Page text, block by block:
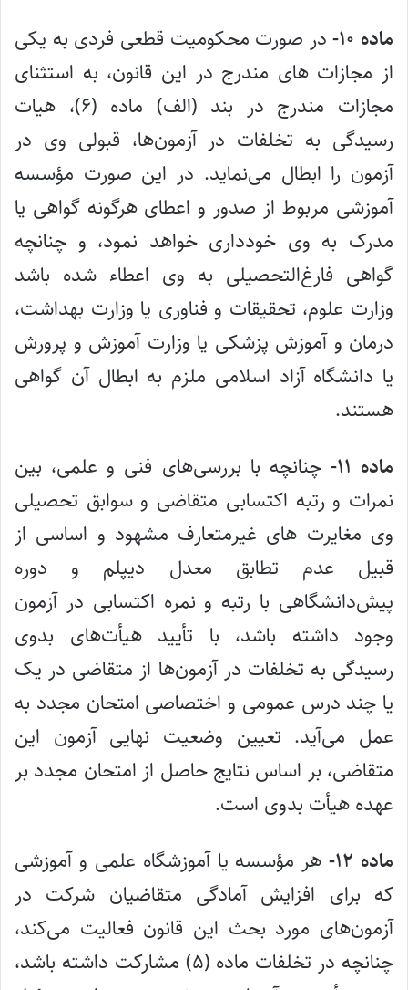
ماده ۱۰-
در صورت محکومیت قطعی فردی به یکی
از مجازات های مندرج در این قانون، به استثنای
مجازات مندرج در بند (الف) ماده (۶)، هیات
رسیدگی به تخلفات در آزمون‌ها، قبولی وی در
آزمون را ابطال می‌نماید. در این صورت مؤسسه
آموزشی مربوط از صدور و اعطای هرگونه گواهی یا
مدرک به وی خودداری خواهد نمود، و چنانچه
گواهی فارغ‌التحصیلی به وی اعطاء شده باشد
وزارت علوم، تحقیقات و فناوری یا وزارت بهداشت،
درمان و آموزش پزشکی یا وزارت آموزش و پرورش
یا دانشگاه آزاد اسلامی ملزم به ابطال آن گواهی
هستند.
ماده ۱۱-
چنانچه با بررسی‌های فنی و علمی، بین
نمرات و رتبه اکتسابی متقاضی و سوابق تحصیلی
وی مغایرت های غیرمتعارف مشهود و اساسی از
قبیل عدم تطابق معدل دیپلم و دوره
پیش‌دانشگاهی با رتبه و نمره اکتسابی در آزمون
وجود داشته باشد، با تأیید هیأت‌های بدوی
رسیدگی به تخلفات در آزمون‌ها از متقاضی در یک
یا چند درس عمومی و اختصاصی امتحان مجدد به
عمل می‌آید. تعیین وضعیت نهایی آزمون این
متقاضی، بر اساس نتایج حاصل از امتحان مجدد بر
عهده هیأت بدوی است.
ماده ۱۲-
هر مؤسسه یا آموزشگاه علمی و آموزشی
که برای افزایش آمادگی متقاضیان شرکت در
آزمون‌های مورد بحث این قانون فعالیت می‌کند،
چنانچه در تخلفات ماده (۵) مشارکت داشته باشد،